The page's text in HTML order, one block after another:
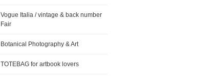
Vogue Italia / vintage & back number
Fair
Botanical Photography & Art
TOTEBAG for artbook lovers